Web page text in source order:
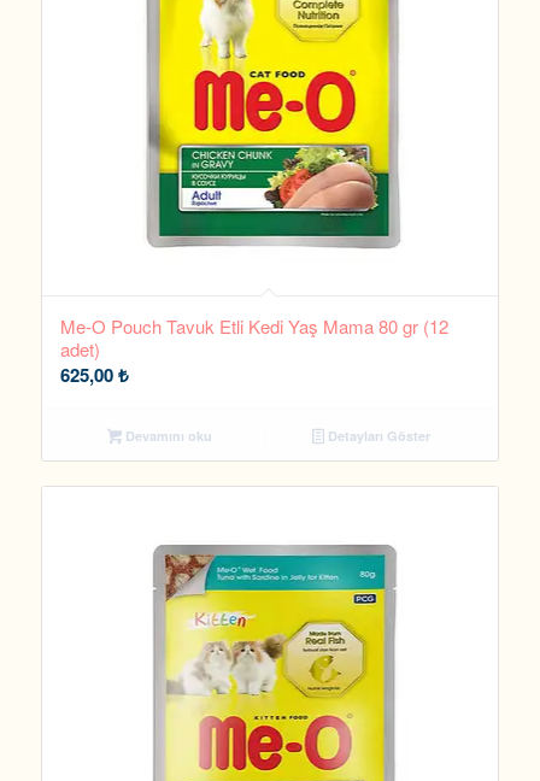
Me-O Pouch Tavuk Etli Kedi Yaş Mama 80 gr (12
adet)
625,00₺
Devamını oku Detayları Göster